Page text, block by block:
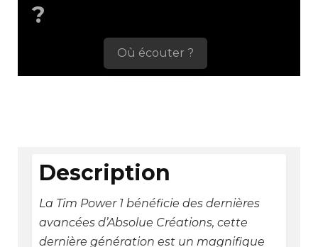
?
Où écouter ?
Description
La Tim Power 1 bénéficie des dernières
avancées d’Absolue Créations, cette
dernière génération est un magnifique